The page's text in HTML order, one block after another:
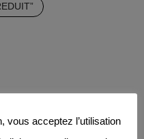
vous acceptez l’utilisation